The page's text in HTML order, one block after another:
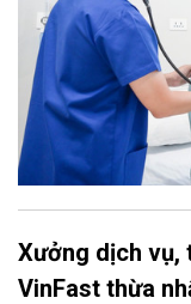
Xưởng dịch vụ,
VinFast thừa